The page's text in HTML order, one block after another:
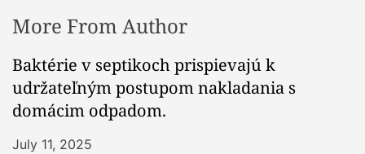
More From Author
Baktérie v septikoch prispievajú k
udržateľným postupom nakladania s
domácim odpadom.
July 11, 2025